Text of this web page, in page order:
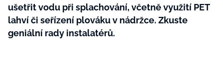
ušetřit vodu při splachování, včetně využití PET
lahví či seřízení plováku v nádržce. Zkuste
geniální rady instalatérů.